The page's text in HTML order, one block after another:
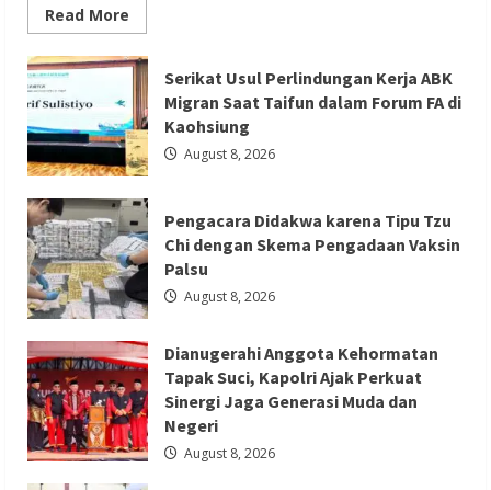
Berita Nasional
Berita TNI/POLRI
Dianugerahi Anggota Kehormatan Tapak
Suci, Kapolri Ajak Perkuat Sinergi Jaga
Generasi Muda dan Negeri
Redaksi 01
Berita Nasional
Berita Pendidikan
Kapolres Kebumen Bagikan
Perlengkapan Sekolah untuk 15 Siswa di
Sempor
Redaksi 01 August 7, 2026
Read More
more
GIIAS
Education
Day
Menjadi
Sarana
Belajar
Interaktif
bagi
Pelajar
SMK
Sederajat
hingga
Perguruan
Tinggi
Serikat Usul Perlindungan Kerja ABK
Migran Saat Taifun dalam Forum FA di
Kaohsiung
August 8, 2026
Pengacara Didakwa karena Tipu Tzu
Chi dengan Skema Pengadaan Vaksin
Palsu
August 8, 2026
Dianugerahi Anggota Kehormatan
Tapak Suci, Kapolri Ajak Perkuat
Sinergi Jaga Generasi Muda dan
Negeri
August 8, 2026